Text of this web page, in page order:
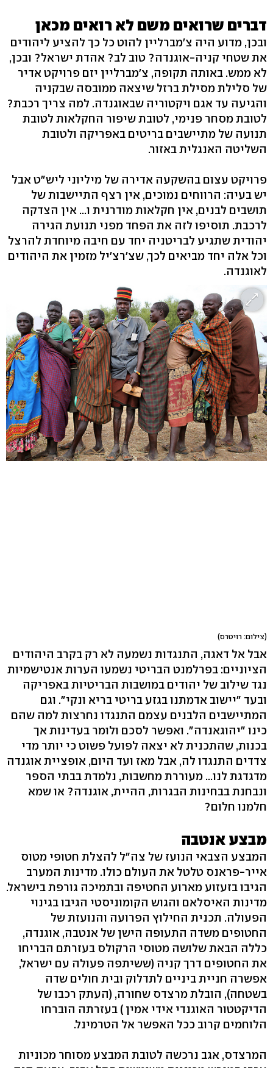
דברים שרואים משם לא רואים מכאן
ובכן, מדוע היה צ'מברליין להוט כל כך להציע ליהודים
את שטחי קניה-אוגנדה? טוב לב? אהדת ישראל? ובכן,
לא ממש. באותה תקופה, צ'מברליין יזם פרויקט אדיר
של סלילת מסילת ברזל שיצאה ממובסה שבקניה
והגיעה עד אגם ויקטוריה שבאוגנדה. למה צריך רכבת?
לטובת מסחר פנימי, לטובת שיפור החקלאות לטובת
תנועה של מתיישבים בריטים באפריקה ולטובת
השליטה האנגלית באזור.
פרויקט עצום בהשקעה אדירה של מיליוני ליש"ט אבל
יש בעיה: הרווחים נמוכים, אין רצף התיישבות של
תושבים לבנים, אין חקלאות מודרנית ו... אין הצדקה
לרכבת. תוסיפו לזה את הפחד מפני תנועת הגירה
יהודית שתגיע לבריטניה יחד עם חיבה מיוחדת להרצל
וכל אלה יחד מביאים לכך, שצ'רצ'יל מזמין את היהודים
לאוגנדה.
(צילום: רויטרס)
אבל אל דאגה, התנגדות נשמעה לא רק בקרב היהודים
הציוניים: בפרלמנט הבריטי נשמעו הערות אנטישמיות
נגד שילוב של יהודים במושבות הבריטיות באפריקה
ובעד "יישוב אדמתנו בגזע בריטי בריא ונקי". וגם
המתיישבים הלבנים עצמם התנגדו נחרצות למה שהם
כינו "יהוגאנדה". ואפשר לסכם ולומר בעדינות אך
בכנות, שהתכנית לא יצאה לפועל פשוט כי יותר מדי
צדדים התנגדו לה, אבל מאז ועד היום, אופציית אוגנדה
מדגדגת לנו... מעוררת מחשבות, נלמדת בבתי הספר
ונבחנת בבחינות הבגרות, ההיית, אוגנדה? או שמא
חלמנו חלום?
מבצע אנטבה
המבצע הצבאי הנועז של צה"ל להצלת חטופי מטוס
אייר-פראנס טלטל את העולם כולו. מדינות המערב
הגיבו בזעזוע מארוע החטיפה ובתמיכה גורפת בישראל.
מדינות האיסלאם והגוש הקומוניסטי הגיבו בגינוי
הפעולה. תכנית החילוץ הפרועה והנועזת של
החטופים משדה התעופה הישן של אנטבה, אוגנדה,
כללה הבאת שלושה מטוסי הרקולס בעזרתם הבריחו
את החטופים דרך קניה (ששיתפה פעולה עם ישראל,
אפשרה חניית ביניים לתדלוק ובית חולים שדה
בשטחה), הובלת מרצדס שחורה, (העתק רכבו של
הדיקטטור האוגנדי אידי אמין ) בעזרתה הוברחו
הלוחמים קרוב ככל האפשר אל הטרמינל.
המרצדס, אגב נרכשה לטובת המבצע מסוחר מכוניות